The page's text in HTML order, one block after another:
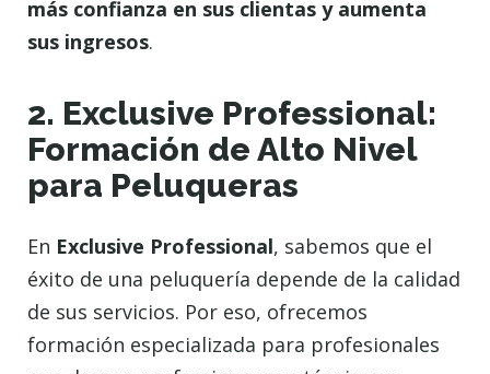
más confianza en sus clientas y aumenta
sus ingresos.
2. Exclusive Professional:
Formación de Alto Nivel
para Peluqueras
En Exclusive Professional, sabemos que el
éxito de una peluquería depende de la calidad
de sus servicios. Por eso, ofrecemos
formación especializada para profesionales